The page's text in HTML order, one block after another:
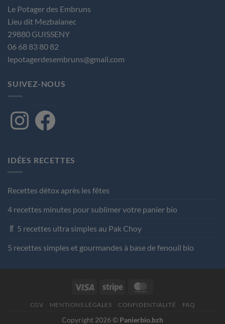
Le Potager des Embruns
Lieu dit Mezbalanec
29880 GUISSENY
06 68 83 80 82
lepotagerdesembruns@gmail.com
SUIVEZ-NOUS
InstagramFacebook
IDÉES RECETTES
Recettes détox après les fêtes
4 recettes minutes pour sublimer votre panier bio
🥬 5 recettes ultra simples au Pak Choy
5 recettes simples et gourmandes à base de fenouil bio
Visa Stripe
CGV MENTIONS LÉGALES CONFIDENTIALITÉ FAQ
Copyright 2026 © Panierbio.bzh